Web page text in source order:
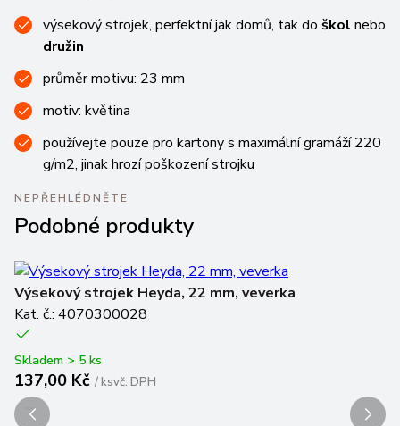
výsekový strojek, perfektní jak domů, tak do škol nebo
družin
průměr motivu: 23 mm
motiv: květina
používejte pouze pro kartony s maximální gramáží 220
g/m2, jinak hrozí poškození strojku
NEPŘEHLÉDNĚTE
Podobné produkty
Výsekový strojek Heyda, 22 mm, veverka
Kat. č.: 4070300028
Skladem > 5 ks
137,00 Kč /ksvč. DPH